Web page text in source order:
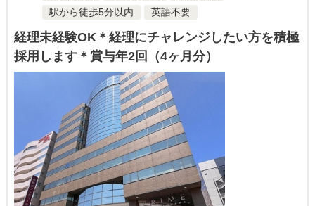
駅から徒歩5分以内
英語不要
経理未経験OK＊経理にチャレンジしたい方を積極
採用します＊賞与年2回（4ヶ月分）